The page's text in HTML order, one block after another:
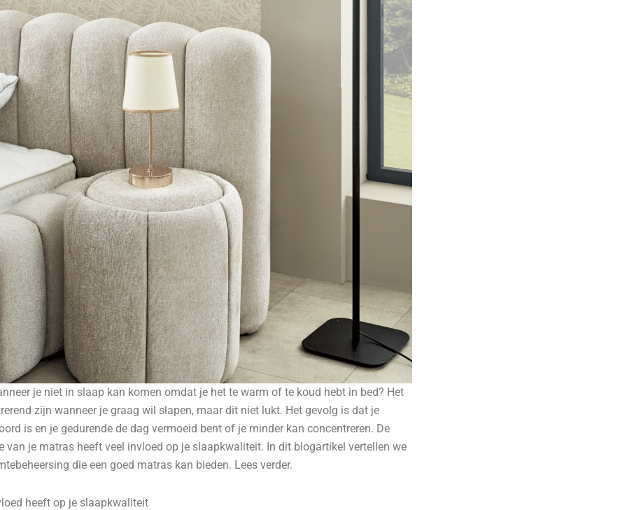
je niet in slaap kan komen omdat je het te warm of te koud hebt in bed? Het
zijn wanneer je graag wil slapen, maar dit niet lukt. Het gevolg is dat je
is en je gedurende de dag vermoeid bent of je minder kan concentreren. De
van je matras heeft veel invloed op je slaapkwaliteit. In dit blogartikel vertellen we
die een goed matras kan bieden. Lees verder.
heeft op je slaapkwaliteit